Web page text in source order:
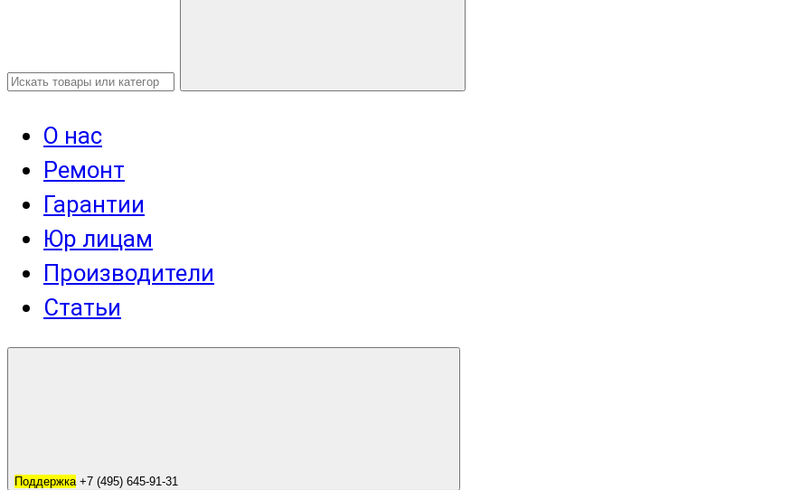
О нас
Ремонт
Гарантии
Юр лицам
Производители
Статьи
Поддержка+7 (495) 645-91-31